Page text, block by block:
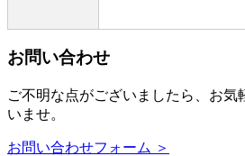
お問い合わせ
ご不明な点がございましたら、お気
いませ。
お問い合わせフォーム ＞